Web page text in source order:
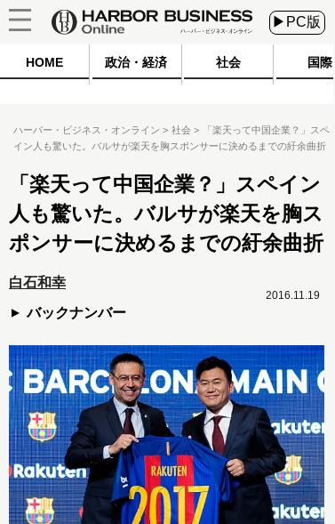
▶PC版
HOME 政治・経済 社会 国際
ハーバー・ビジネス・オンライン 社会
「楽天って中国企業？」スペ
イン人も驚いた。バルサが楽天を胸スポンサーに決めるまでの紆余曲折
「楽天って中国企業？」スペイン
人も驚いた。バルサが楽天を胸ス
ポンサーに決めるまでの紆余曲折
白石和幸
バックナンバー
2016.11.19